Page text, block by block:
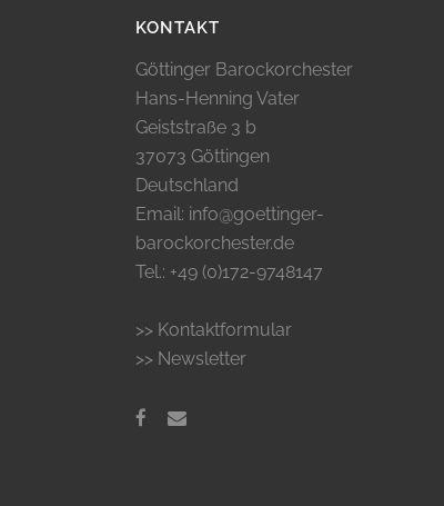
KONTAKT
Göttinger Barockorchester
Hans-Henning Vater
Geiststraße 3 b
37073 Göttingen
Deutschland
Email: info@goettinger-
barockorchester.de
Tel.: +49 (0)172-9748147
>> Kontaktformular
>> Newsletter